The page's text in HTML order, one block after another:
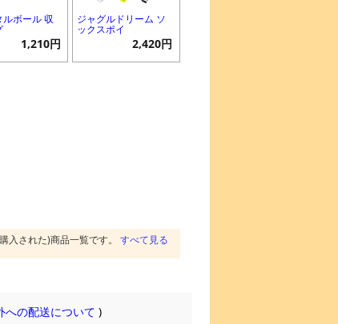
ルボール 収
1,210円
ジャグルドリーム ソ
ックスポイ
2,420円
入された)商品一覧です。 すべて見る
の配送について )